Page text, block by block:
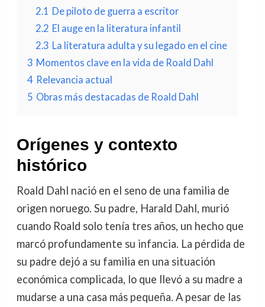
2.1 De piloto de guerra a escritor
2.2 El auge en la literatura infantil
2.3 La literatura adulta y su legado en el cine
3 Momentos clave en la vida de Roald Dahl
4 Relevancia actual
5 Obras más destacadas de Roald Dahl
Orígenes y contexto
histórico
Roald Dahl nació en el seno de una familia de
origen noruego. Su padre, Harald Dahl, murió
cuando Roald solo tenía tres años, un hecho que
marcó profundamente su infancia. La pérdida de
su padre dejó a su familia en una situación
económica complicada, lo que llevó a su madre a
mudarse a una casa más pequeña. A pesar de las